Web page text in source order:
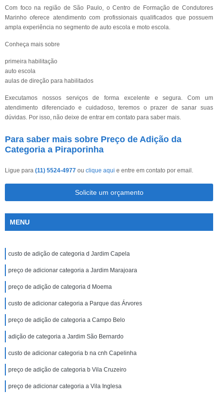
Com foco na região de São Paulo, o Centro de Formação de Condutores
Marinho oferece atendimento com profissionais qualificados que possuem
ampla experiência no segmento de auto escola e moto escola.
Conheça mais sobre
primeira habilitação
auto escola
aulas de direção para habilitados
Executamos nossos serviços de forma excelente e segura. Com um
atendimento diferenciado e cuidadoso, teremos o prazer de sanar suas
dúvidas. Por isso, não deixe de entrar em contato para saber mais.
Para saber mais sobre Preço de Adição da
Categoria a Piraporinha
Ligue para (11) 5524-4977 ou clique aqui e entre em contato por email.
Solicite um orçamento
MENU
custo de adição de categoria d Jardim Capela
preço de adicionar categoria a Jardim Marajoara
preço de adição de categoria d Moema
custo de adicionar categoria a Parque das Árvores
preço de adição de categoria a Campo Belo
adição de categoria a Jardim São Bernardo
custo de adicionar categoria b na cnh Capelinha
preço de adição de categoria b Vila Cruzeiro
preço de adicionar categoria a Vila Inglesa